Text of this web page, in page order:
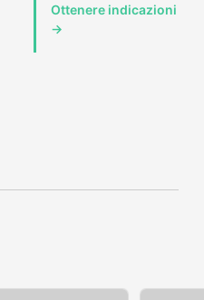
Ottenere indicazioni
→